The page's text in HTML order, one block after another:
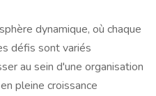
dynamique, où chaque
défis sont variés
au sein d'une organisation
pleine croissance